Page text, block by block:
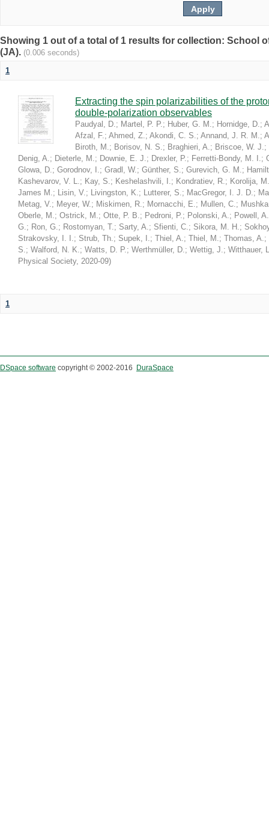
Showing 1 out of a total of 1 results for collection: School
(JA). (0.006 seconds)
1
Extracting the spin polarizabilities of the
double-polarization observables
Paudyal, D.; Martel, P. P.; Huber, G. M.; Hornidge, D.;
Afzal, F.; Ahmed, Z.; Akondi, C. S.; Annand, J. R. M.;
Biroth, M.; Borisov, N. S.; Braghieri, A.; Briscoe, W. J.;
Denig, A.; Dieterle, M.; Downie, E. J.; Drexler, P.; Ferretti-Bondy, M. I.;
Glowa, D.; Gorodnov, I.; Gradl, W.; Günther, S.; Gurevich, G. M.;
Kashevarov, V. L.; Kay, S.; Keshelashvili, I.; Kondratiev, R.; Korolija, M.
James M.; Lisin, V.; Livingston, K.; Lutterer, S.; MacGregor, I. J. D.;
Metag, V.; Meyer, W.; Miskimen, R.; Mornacchi, E.; Mullen, C.;
Oberle, M.; Ostrick, M.; Otte, P. B.; Pedroni, P.; Polonski, A.; Powell, A.
G.; Ron, G.; Rostomyan, T.; Sarty, A.; Sfienti, C.; Sikora, M. H.;
Strakovsky, I. I.; Strub, Th.; Supek, I.; Thiel, A.; Thiel, M.; Thomas, A.;
S.; Walford, N. K.; Watts, D. P.; Werthmüller, D.; Wettig, J.; Witthauer,
Physical Society, 2020-09)
1
DSpace software copyright © 2002-2016 DuraSpace